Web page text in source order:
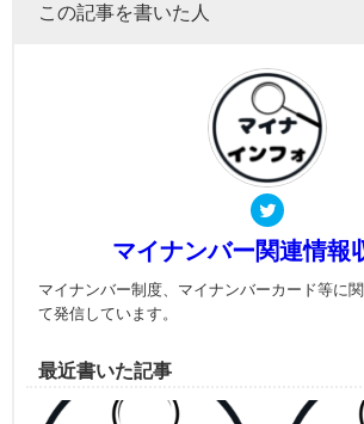
この記事を書いた人
マイナンバー関連情報
マイナンバー制度、マイナンバーカード等に
て発信しています。
最近書いた記事